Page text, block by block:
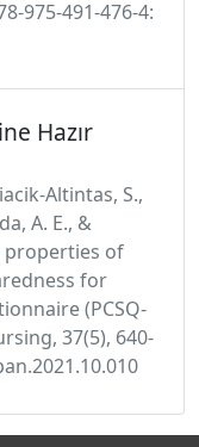
975-491-476-4:
Hazır
Altintas, S.,
A. E., &
properties of
for
(PCSQ-
37(5), 640-